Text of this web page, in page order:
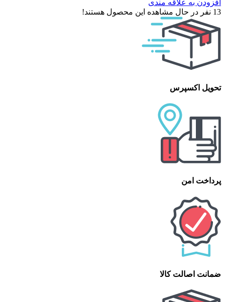
افزودن به علاقه مندی
13 نفر در حال مشاهده این محصول هستند!
تحویل اکسپرس
پرداخت امن
ضمانت اصالت کالا